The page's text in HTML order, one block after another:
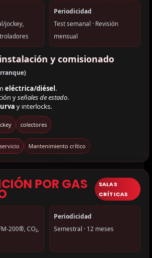
jockey,
Periodicidad
Test semanal · Revisión
mensual
y comisionado
eléctrica/diésel.
yseñales de estado.
y interlocks.
colectores
Mantenimiento crítico
POR GAS
SALAS
CRÍTICAS
200®, CO₂,
Periodicidad
Semestral · 12 meses